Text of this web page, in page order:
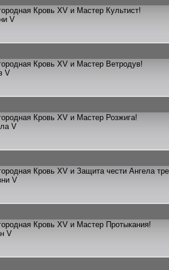
Кровь XV и Мастер Культист!
V
Кровь XV и Мастер Ветродув!
V
Кровь XV и Мастер Розжига!
V
Кровь XV и Защита чести Ангела
V
Кровь XV и Мастер Протыкания!
V